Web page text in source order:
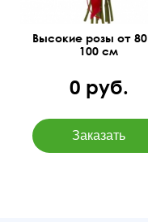
Высокие розы от
100 см
0 руб.